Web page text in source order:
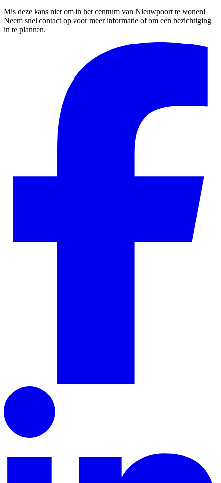
Mis deze kans niet om in het centrum van Nieuwpoort te wonen!
Neem snel contact op voor meer informatie of om een bezichtiging
in te plannen.